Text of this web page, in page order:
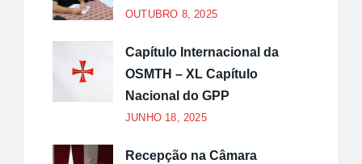
OUTUBRO 8, 2025
Capítulo Internacional da
OSMTH – XL Capítulo
Nacional do GPP
JUNHO 18, 2025
Recepção na Câmara